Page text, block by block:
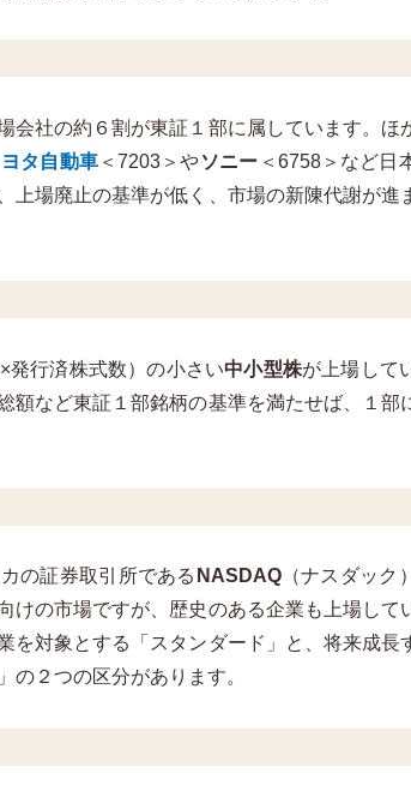
会社の約６割が東証１部に属しています。ほ
ヨタ自動車 ＜7203＞やソニー ＜6758＞など日
上場廃止の基準が低く、市場の新陳代謝が進
発行済株式数）の小さい中小型株が上場して
額など東証１部銘柄の基準を満たせば、１部
の証券取引所である NASDAQ（ナスダック
けの市場ですが、歴史のある企業も上場して
を対象とする「スタンダード」と、将来成長
の２つの区分があります。